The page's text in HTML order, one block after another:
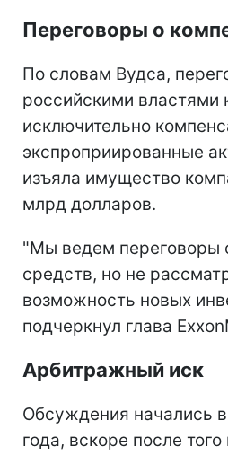
Переговоры о
По словам Вудса,
российскими властями
исключительно
экспроприированные
изъяла имущество
млрд долларов.
"Мы ведем переговоры
средств, но не
возможность новых
подчеркнул глава
Арбитражный иск
Обсуждения начались
года, вскоре после